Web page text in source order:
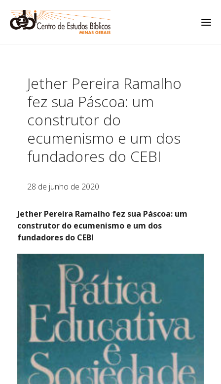
Jether Pereira Ramalho
fez sua Páscoa: um
construtor do
ecumenismo e um dos
fundadores do CEBI
28 de junho de 2020
Jether Pereira Ramalho fez sua Páscoa: um
construtor do ecumenismo e um dos
fundadores do CEBI